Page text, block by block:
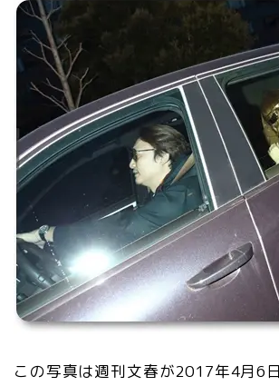
この写真は週刊文春が2017年4月6